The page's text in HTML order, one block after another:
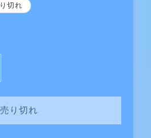
切れ
売り切れ